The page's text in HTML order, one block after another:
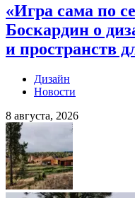
«Игра сама по
Боскардин о
и пространств
Дизайн
Новости
8 августа, 2026